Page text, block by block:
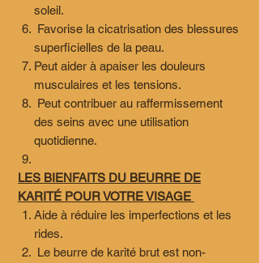
soleil.
Favorise la cicatrisation des blessures
superficielles de la peau.
Peut aider à apaiser les douleurs
musculaires et les tensions.
Peut contribuer au raffermissement
des seins avec une utilisation
quotidienne.
LES BIENFAITS DU BEURRE DE
KARITÉ POUR VOTRE VISAGE
Aide à réduire les imperfections et les
rides.
Le beurre de karité brut est non-